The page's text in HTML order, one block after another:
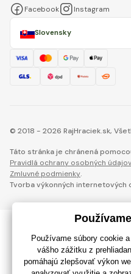
Slovensky
Facebook Instagram
© 2018 - 2026 RajHraciek.sk,
Táto stránka je chránená
Pravidlá ochrany osobných údajov
Zmluvné podmienky.
Tvorba výkonných internetových